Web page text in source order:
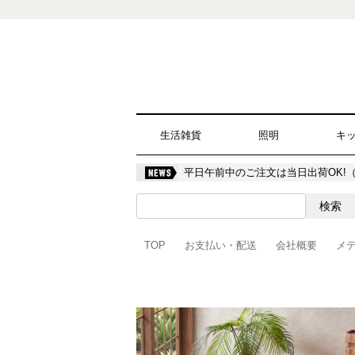
生活雑貨 照明 キ
平日午前中のご注文は当日出荷OK!
TOP お支払い・配送 会社概要 メ